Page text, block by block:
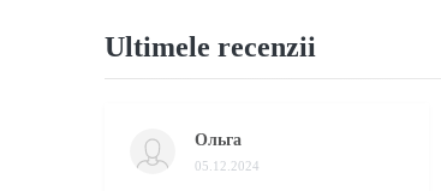
Ultimele recenzii
Ольга
05.12.2024